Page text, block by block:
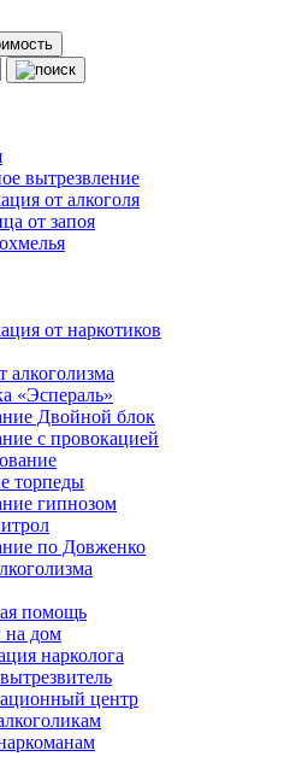
вытрезвление
от алкоголя
от запоя
от наркотиков
алкоголизма
«Эспераль»
Двойной блок
с провокацией
торпеды
гипнозом
по Довженко
помощь
на дом
нарколога
центр